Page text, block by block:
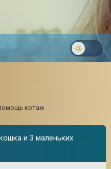
котам
и 3 маленьких